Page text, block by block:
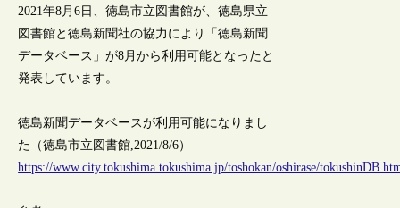
2021年8月6日、徳島市立図書館が、徳島県立
図書館と徳島新聞社の協力により「徳島新聞
データベース」が8月から利用可能となったと
発表しています。
徳島新聞データベースが利用可能になりまし
た（徳島市立図書館,2021/8/6）
https://www.city.tokushima.tokushima.jp/toshokan/oshirase/